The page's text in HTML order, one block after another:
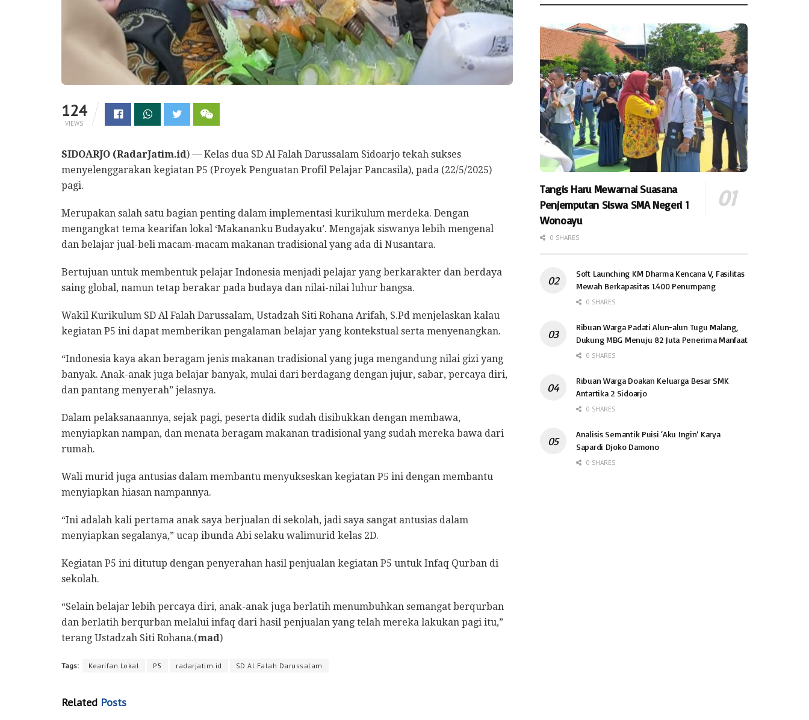
124
VIEWS
SIDOARJO (RadarJatim.id) — Kelas dua SD Al Falah Darussalam Sidoarjo tekah sukses
menyelenggarakan kegiatan P5 (Proyek Penguatan Profil Pelajar Pancasila), pada (22/5/2025)
pagi.
Merupakan salah satu bagian penting dalam implementasi kurikulum merdeka. Dengan
mengangkat tema kearifan lokal ‘Makananku Budayaku’. Mengajak siswanya lebih mengenal
dan belajar jual-beli macam-macam makanan tradisional yang ada di Nusantara.
Bertujuan untuk membentuk pelajar Indonesia menjadi pelajar yang berkarakter dan berdaya
saing global, namun tetap berakar pada budaya dan nilai-nilai luhur bangsa.
Wakil Kurikulum SD Al Falah Darussalam, Ustadzah Siti Rohana Arifah, S.Pd menjelaskan kalau
kegiatan P5 ini dapat memberikan pengalaman belajar yang kontekstual serta menyenangkan.
“Indonesia kaya akan beragam jenis makanan tradisional yang juga mengandung nilai gizi yang
banyak. Anak-anak juga belajar banyak, mulai dari berdagang dengan jujur, sabar, percaya diri,
dan pantang menyerah” jelasnya.
Dalam pelaksanaannya, sejak pagi, peserta didik sudah disibukkan dengan membawa,
menyiapkan nampan, dan menata beragam makanan tradisional yang sudah mereka bawa dari
rumah.
Wali murid juga antusias dalam membantu menyukseskan kegiatan P5 ini dengan membantu
menyiapkan hiasan nampannya.
“Ini adalah kali pertama anak saya berjualan di sekolah, jadi saya sangat antusias dalam
menyiapkan segalanya,” ucap ibunda Abi selaku walimurid kelas 2D.
Kegiatan P5 ini ditutup dengan penyerahan hasil penjualan kegiatan P5 untuk Infaq Qurban di
sekolah.
“Selain belajar lebih percaya diri, anak-anak juga berlatih menumbuhkan semangat berqurban
dan berlatih berqurban melalui infaq dari hasil penjualan yang telah mereka lakukan pagi itu,”
terang Ustadzah Siti Rohana.(mad)
Tags: Kearifan Lokal P5 radarjatim.id SD Al Falah Darussalam
Related Posts
Tangis Haru Mewarnai Suasana
Penjemputan Siswa SMA Negeri 1
Wonoayu
0 SHARES
Soft Launching KM Dharma Kencana V, Fasilitas
Mewah Berkapasitas 1.400 Penumpang
0 SHARES
Ribuan Warga Padati Alun-alun Tugu Malang,
Dukung MBG Menuju 82 Juta Penerima Manfaat
0 SHARES
Ribuan Warga Doakan Keluarga Besar SMK
Antartika 2 Sidoarjo
0 SHARES
Analisis Semantik Puisi ‘Aku Ingin’ Karya
Sapardi Djoko Damono
0 SHARES